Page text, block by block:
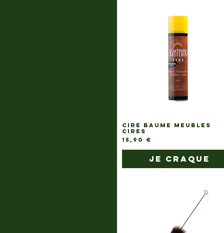
CIRE BAUME MEUBLES
CIRES
Prix
15,90 €
je craque